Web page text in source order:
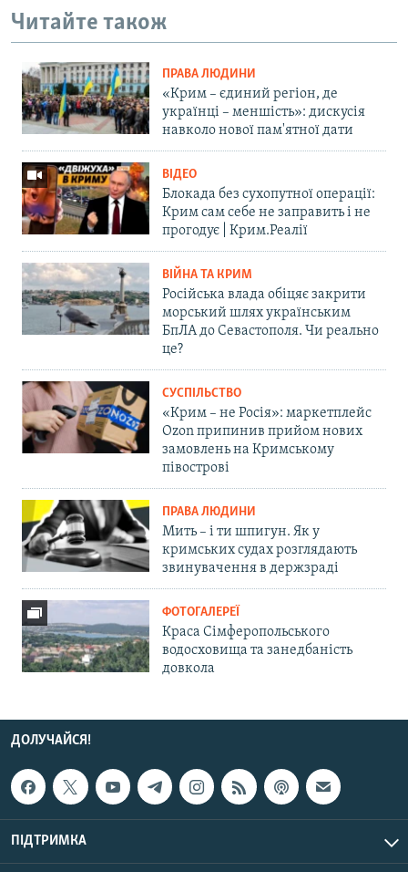
Читайте також
ПРАВА ЛЮДИНИ
«Крим – єдиний регіон, де
українці – меншість»: дискусія
навколо нової пам'ятної дати
ВІДЕО
Блокада без сухопутної операції:
Крим сам себе не заправить і не
прогодує | Крим.Реалії
ВІЙНА ТА КРИМ
Російська влада обіцяє закрити
морський шлях українським
БпЛА до Севастополя. Чи реально
це?
СУСПІЛЬСТВО
«Крим – не Росія»: маркетплейс
Ozon припинив прийом нових
замовлень на Кримському
півострові
ПРАВА ЛЮДИНИ
Мить – і ти шпигун. Як у
кримських судах розглядають
звинувачення в держзраді
ФОТОГАЛЕРЕЇ
Краса Сімферопольського
водосховища та занедбаність
довкола
ДОЛУЧАЙСЯ!
ПІДТРИМКА